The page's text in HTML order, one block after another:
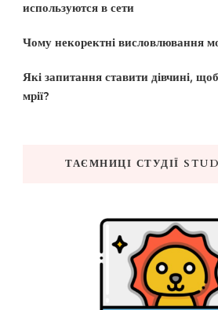
используются в сети
Чому некоректні висловлювання
Які запитання ставити дівчині, щоб
мрії?
ТАЄМНИЦІ СТУДІЇ